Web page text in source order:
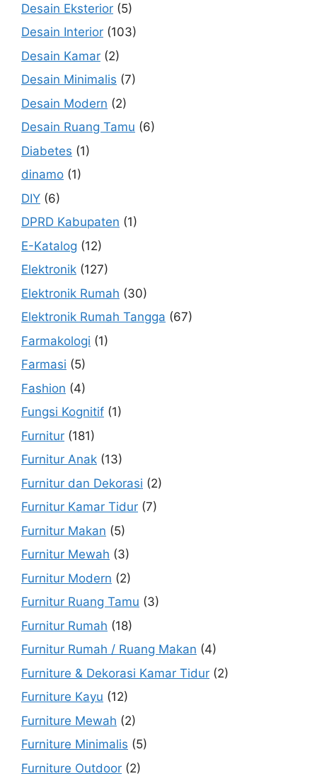
Desain Eksterior (5)
Desain Interior (103)
Desain Kamar (2)
Desain Minimalis (7)
Desain Modern (2)
Desain Ruang Tamu (6)
Diabetes (1)
dinamo (1)
DIY (6)
DPRD Kabupaten (1)
E-Katalog (12)
Elektronik (127)
Elektronik Rumah (30)
Elektronik Rumah Tangga (67)
Farmakologi (1)
Farmasi (5)
Fashion (4)
Fungsi Kognitif (1)
Furnitur (181)
Furnitur Anak (13)
Furnitur dan Dekorasi (2)
Furnitur Kamar Tidur (7)
Furnitur Makan (5)
Furnitur Mewah (3)
Furnitur Modern (2)
Furnitur Ruang Tamu (3)
Furnitur Rumah (18)
Furnitur Rumah / Ruang Makan (4)
Furniture & Dekorasi Kamar Tidur (2)
Furniture Kayu (12)
Furniture Mewah (2)
Furniture Minimalis (5)
Furniture Outdoor (2)